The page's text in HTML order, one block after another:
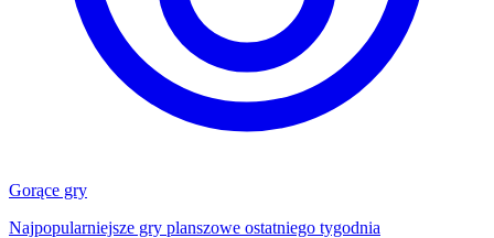
Gorące gry
Najpopularniejsze gry planszowe ostatniego tygodnia